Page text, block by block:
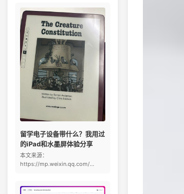
留学电子设备带什么？我用过
的iPad和水墨屏体验分享
本文来源：
https://mp.weixin.qq.com/...